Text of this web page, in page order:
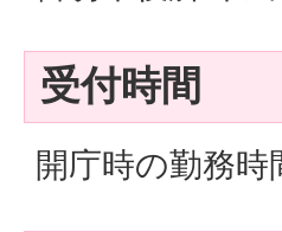
受付時間
開庁時の勤務時